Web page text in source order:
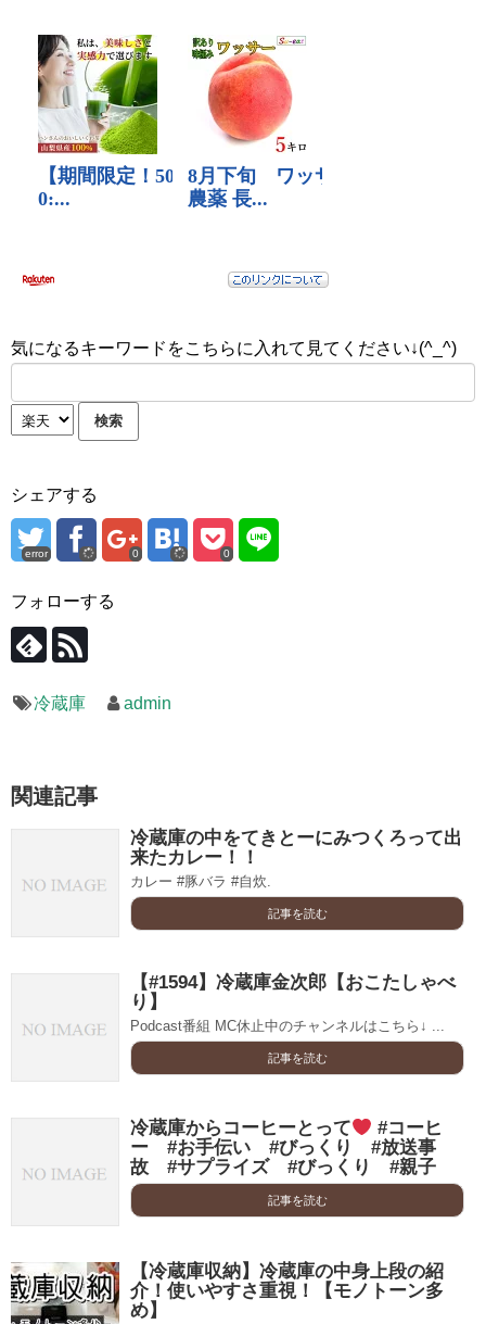
気になるキーワードをこちらに入れて見てください↓(^_^)
シェアする
error 0 0
フォローする
冷蔵庫 admin
関連記事
冷蔵庫の中をてきとーにみつくろって出
来たカレー！！
カレー #豚バラ #自炊.
記事を読む
【#1594】冷蔵庫金次郎【おこたしゃべ
り】
Podcast番組 MC休止中のチャンネルはこちら↓ ...
記事を読む
冷蔵庫からコーヒーとって
#コーヒ
ー #お手伝い #びっくり #放送事
故 #サプライズ #びっくり #親子
記事を読む
【冷蔵庫収納】冷蔵庫の中身上段の紹
介！使いやすさ重視！【モノトーン多
め】